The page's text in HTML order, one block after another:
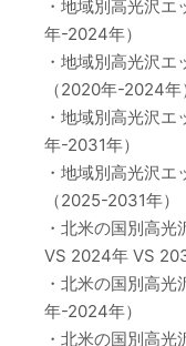
・地域別高光沢
年-2024年）
・地域別高光沢
（2020年-2024年
・地域別高光沢
年-2031年）
・地域別高光沢
（2025-2031年）
・北米の国別高
VS 2024年 VS
・北米の国別高
年-2024年）
・北米の国別高